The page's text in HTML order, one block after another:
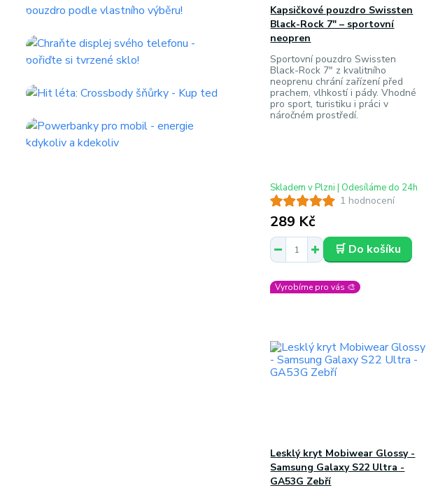
1 hodnocení
Kapsičkové pouzdro Swissten
Black-Rock 7" – sportovní
neopren
Sportovní pouzdro Swissten
Black-Rock 7" z kvalitního
neoprenu chrání zařízení před
prachem, vlhkostí i pády. Vhodné
pro sport, turistiku i práci v
náročném prostředí.
289 Kč
Skladem v Plzni | Odesíláme do 24h
🛒 Do košíku
Vyrobíme pro vás 🎨
Lesklý kryt Mobiwear Glossy -
Samsung Galaxy S22 Ultra -
GA53G Zebří